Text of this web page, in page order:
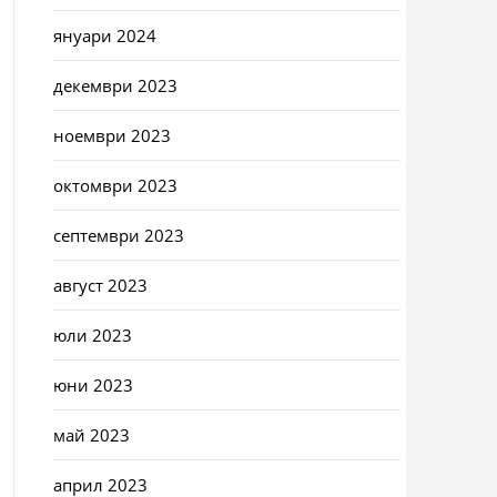
януари 2024
декември 2023
ноември 2023
октомври 2023
септември 2023
август 2023
юли 2023
юни 2023
май 2023
април 2023